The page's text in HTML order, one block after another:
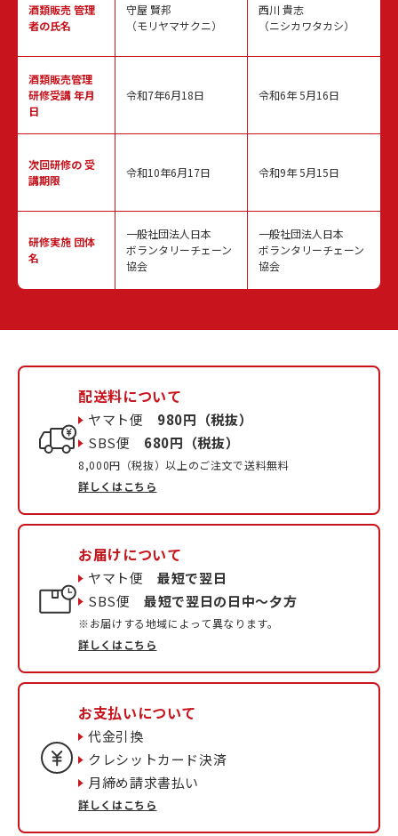
酒類販売管理
者の氏名
酒類販売管理
研修受講 年月
日
次回研修の受
講期限
研修実施 団体
名
守屋 賢邦
（モリヤマサクニ）
令和7年6月18日
令和10年6月17日
一般社団法人日本
ボランタリーチェーン
協会
西川 貴志
（ニシカワタカシ）
令和6年 5月16日
令和9年 5月15日
一般社団法人日本
ボランタリーチェーン
協会
配送料について
ヤマト便 980円（税抜）
SBS便 680円（税抜）
8,000円（税抜）以上のご注文で送料無料
詳しくはこちら
お届けについて
ヤマト便最短で翌日
SBS便最短で翌日の日中〜夕方
※お届けする地域によって異なります。
詳しくはこちら
お支払いについて
代金引換
クレシットカード決済
月締め請求書払い
詳しくはこちら